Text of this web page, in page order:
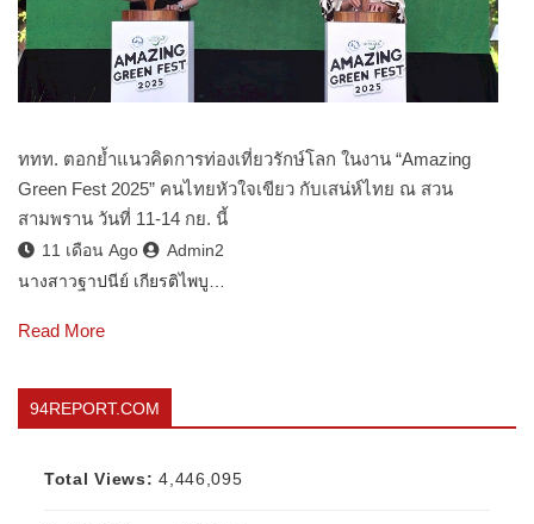
ททท. ตอกย้ำแนวคิดการท่องเที่ยวรักษ์โลก ในงาน “Amazing
Green Fest 2025” คนไทยหัวใจเขียว กับเสน่ห์ไทย ณ สวน
สามพราน วันที่ 11-14 กย. นี้
11 เดือน Ago
Admin2
นางสาวฐาปนีย์ เกียรติไพบู…
Read More
94REPORT.COM
Total Views:4,446,095